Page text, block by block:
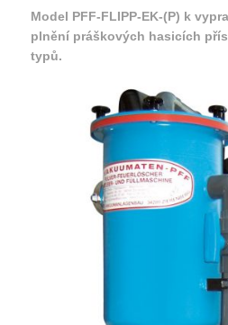
Model PFF-FLIPP-EK-(P) k
plnění práškových hasicích
typů.